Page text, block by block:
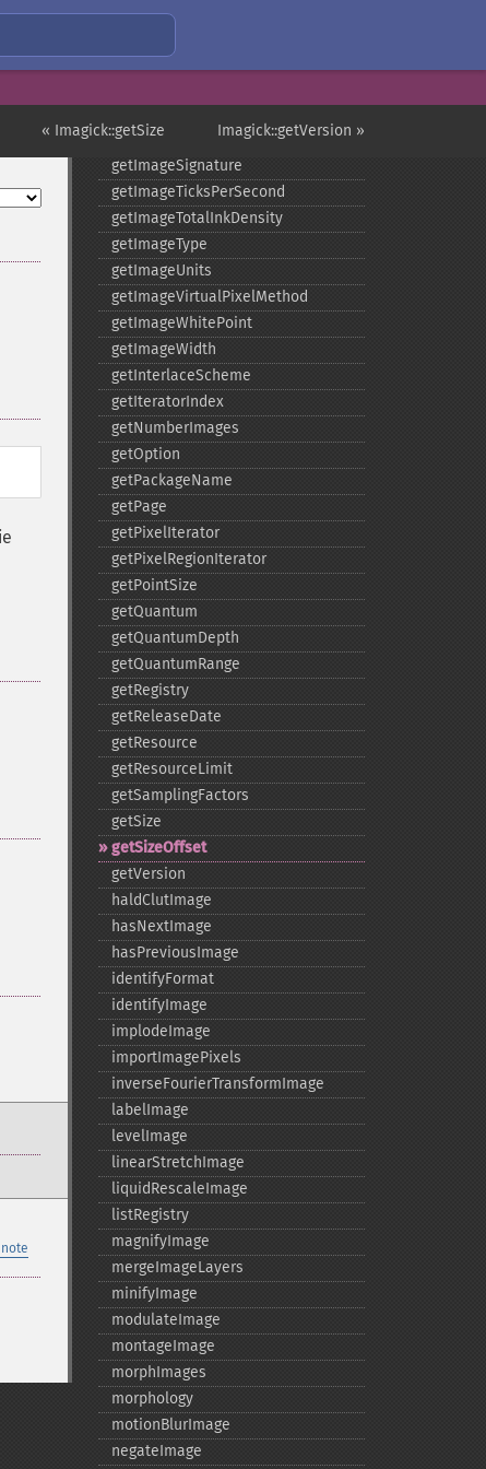
Imagick::getVersion »
« Imagick::getSize
getImageRenderingIntent
getImageScene
getImageSignature
getImageTicksPerSecond
getImageTotalInkDensity
getImageType
getImageUnits
getImageVirtualPixelMethod
getImageWhitePoint
getImageWidth
getInterlaceScheme
getIteratorIndex
getNumberImages
getOption
getPackageName
getPage
getPixelIterator
getPixelRegionIterator
getPointSize
getQuantum
getQuantumDepth
getQuantumRange
getRegistry
getReleaseDate
getResource
getResourceLimit
getSamplingFactors
getSize
getSizeOffset
getVersion
haldClutImage
hasNextImage
hasPreviousImage
identifyFormat
identifyImage
implodeImage
importImagePixels
inverseFourierTransformImage
labelImage
levelImage
linearStretchImage
liquidRescaleImage
listRegistry
magnifyImage
mergeImageLayers
minifyImage
modulateImage
montageImage
morphImages
morphology
motionBlurImage
negateImage